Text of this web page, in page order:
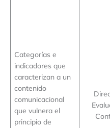
Categorías e
indicadores que
caracterizan a un
contenido
comunicacional
que vulnera el
principio de